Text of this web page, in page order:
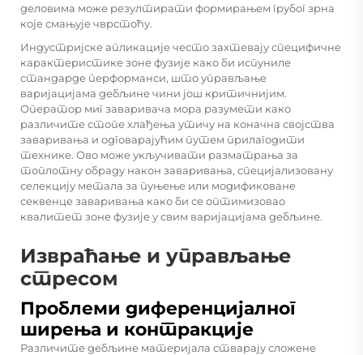
деловима може резултирати формирањем грубог зрна
које смањује чврстоћу.
Индустријске апликације често захтевају специфичне
карактеристике зоне фузије како би испуниле
стандарде перформанси, што управљање
варијацијама дебљине чини још критичнијим.
Оператор миг заваривача мора разумети како
различите стопе хлађења утичу на коначна својства
заваривања и одговарајућим путем прилагодити
технике. Ово може укључивати разматрања за
топлотну обраду након заваривања, специјализовану
селекцију метала за пуњење или модификоване
секвенце заваривања како би се оптимизовао
квалитет зоне фузије у свим варијацијама дебљине.
Извраћање и управљање
стресом
Проблеми диференцијалног
ширења и контракције
Различите дебљине материјала стварају сложене